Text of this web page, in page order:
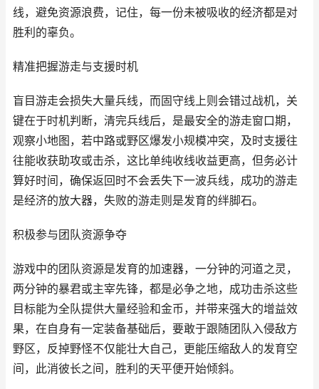
线，避免资源浪费，记住，每一份未被吸收的经济都是对
胜利的辜负。
精准把握游走与支援时机
盲目游走会损失大量兵线，而固守线上则会错过战机，关
键在于时机判断，清完兵线后，是最安全的游走窗口期，
观察小地图，若中路或野区爆发小规模冲突，及时支援往
往能收获助攻或击杀，这比单纯收线收益更高，但务必计
算好时间，确保返回时不会丢失下一波兵线，成功的游走
是经济的放大器，失败的游走则是发育的绊脚石。
积极参与团队资源争夺
游戏中的团队资源是发育的加速器，一分钟的河道之灵，
两分钟的暴君或主宰先锋，都是必争之地，成功击杀这些
目标能为全队提供大量经验和金币，并带来强大的增益效
果，在自身有一定装备基础后，要敢于跟随团队入侵敌方
野区，反掉野怪不仅能壮大自己，更能压缩敌人的发育空
间，此消彼长之间，胜利的天平便开始倾斜。